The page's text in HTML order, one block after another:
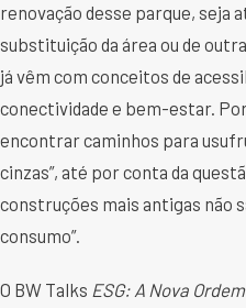
renovação desse parque, seja
substituição da área ou de
já vêm com conceitos de
conectividade e bem-estar.
encontrar caminhos para
cinzas”, até por conta da
construções mais antigas não
consumo”.
O BW Talks ESG: A Nova